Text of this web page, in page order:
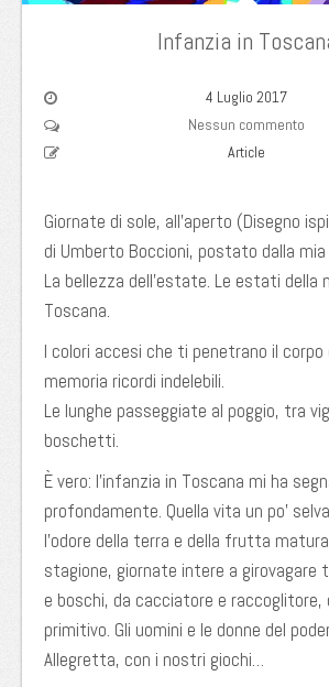
Infanzia in
4 Luglio 2017
Nessun commento
Article
Giornate di sole, all’aperto (Disegno
di Umberto Boccioni, postato dalla
La bellezza dell’estate. Le estati della
Toscana.
I colori accesi che ti penetrano il corpo
memoria ricordi indelebili.
Le lunghe passeggiate al poggio, tra
boschetti.
È vero: l’infanzia in Toscana mi ha
profondamente. Quella vita un po’
l’odore della terra e della frutta
stagione, giornate intere a girovagare
e boschi, da cacciatore e raccoglitore,
primitivo. Gli uomini e le donne del
Allegretta, con i nostri giochi…